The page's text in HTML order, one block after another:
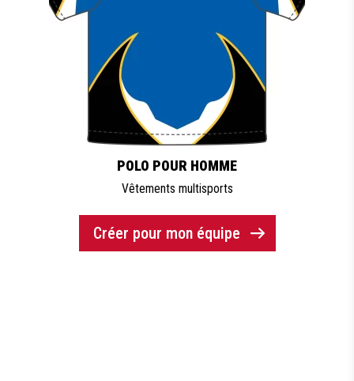
POLO POUR HOMME
Vêtements multisports
Créer pour mon équipe